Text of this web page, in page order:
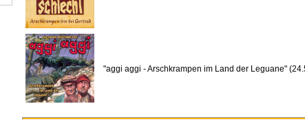
"aggi aggi - Arschkrampen im Land der Leguane"